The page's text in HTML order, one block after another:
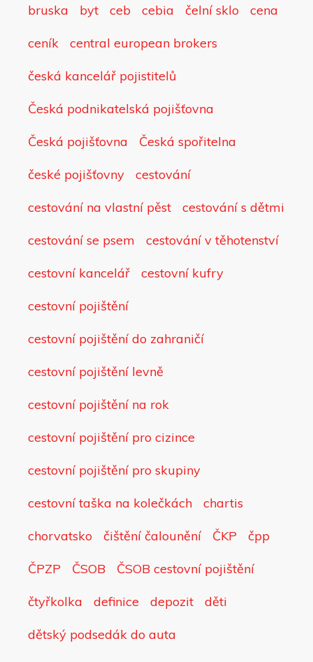
bruska byt ceb cebia čelní sklo cena
ceník central european brokers
česká kancelář pojistitelů
Česká podnikatelská pojišťovna
Česká pojišťovna Česká spořitelna
české pojišťovny cestování
cestování na vlastní pěst cestování s dětmi
cestování se psem cestování v těhotenství
cestovní kancelář cestovní kufry
cestovní pojištění
cestovní pojištění do zahraničí
cestovní pojištění levně
cestovní pojištění na rok
cestovní pojištění pro cizince
cestovní pojištění pro skupiny
cestovní taška na kolečkách chartis
chorvatsko čištění čalounění ČKP čpp
ČPZP ČSOB ČSOB cestovní pojištění
čtyřkolka definice depozit děti
dětský podsedák do auta